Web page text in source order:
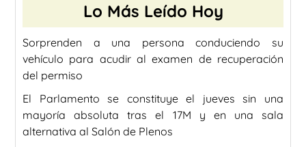
Lo Más Leído Hoy
Sorprenden a una persona conduciendo su
vehículo para acudir al examen de recuperación
del permiso
El Parlamento se constituye el jueves sin una
mayoría absoluta tras el 17M y en una sala
alternativa al Salón de Plenos